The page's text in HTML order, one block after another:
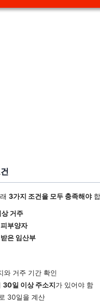
3가지 조건을 모두 충족해야
거주
부양자
은 임산부
와 거주 기간 확인
30일 이상 주소지가 있어야 함
30일을 계산